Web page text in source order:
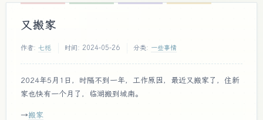
又搬家
作者: 七栀 时间: 2024-05-26 分类: 一些事情
2024年5月1日，时隔不到一年，工作原因，最近又搬家了，住新
家也快有一个月了，临湖搬到城南。
→搬家